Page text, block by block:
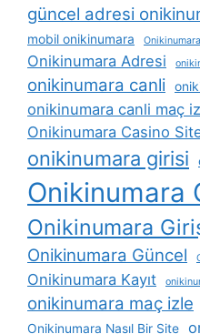
güncel adresi
mobil onikinumara Onikinumara
Onikinumara Adresi
onikinumara canli
onikinumara canli maç
Onikinumara Casino
onikinumara girisi
Onikinumara
Onikinumara
Onikinumara Güncel
Onikinumara Kayıt
onikinumara maç izle
Onikinumara Nasıl Bir Site